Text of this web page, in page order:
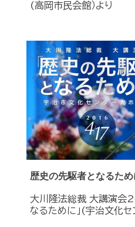
(高岡市民会館）より
歴史の先駆者となるため
大川隆法総裁 大講演会
なるために」(宇治文化セ